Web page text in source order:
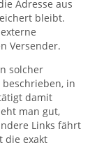
Adresse aus
bleibt.
Versender.
solcher
in
damit
man gut,
Links fährt
die exakt